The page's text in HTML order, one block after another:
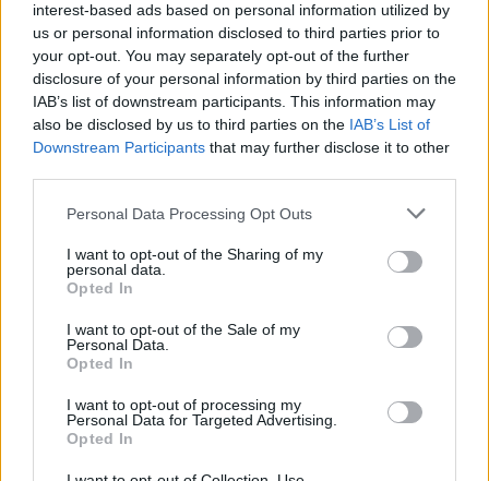
interest-based ads based on personal information utilized by
us or personal information disclosed to third parties prior to
your opt-out. You may separately opt-out of the further
disclosure of your personal information by third parties on the
IAB’s list of downstream participants. This information may
also be disclosed by us to third parties on the IAB’s List of
Downstream Participants that may further disclose it to other
Please note that this website/app uses one or more Google
not limited to your visit or usage behaviour. You may click to
grant or deny consent to Google and its third-party tags to
use your data for below specified purposes in below Google
consent section.
Personal Data Processing Opt Outs
I want to opt-out of the Sharing of my
personal data.
Opted In
I want to opt-out of the Sale of my
Personal Data.
Opted In
I want to opt-out of processing my
Personal Data for Targeted Advertising.
Opted In
«Η Ελλάδα στέκεται στο πλευρό του Ισραήλ που
έχει δικαίωμα άμυνας απέναντι σε αυτές τις